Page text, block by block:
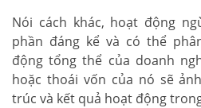
Nói cách khác, hoạt động
phần đáng kể và có thể
động tổng thể của doanh
hoặc thoái vốn của nó sẽ
trúc và kết quả hoạt động